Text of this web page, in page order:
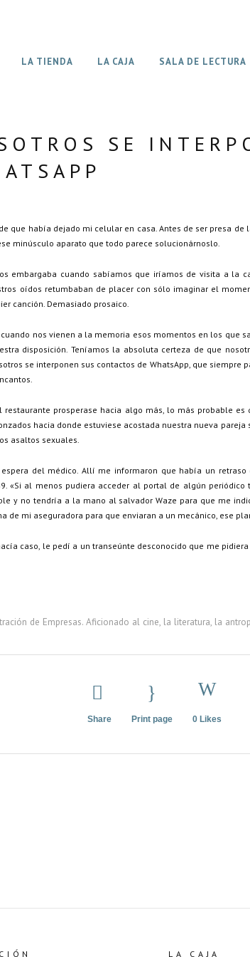
LA TIENDA LA CAJA SALA DE LECTURA
SE
que había dejado mi celular en casa. Antes de ser presa
minúsculo aparato que todo parece solucionárnoslo.
embargaba cuando sabíamos que iríamos de visita a la
oídos retumbaban de placer con sólo imaginar el
canción. Demasiado prosaico.
nos vienen a la memoria esos momentos en los
disposición. Teníamos la absoluta certeza de que
se interponen sus contactos de WhatsApp, que
prosperase hacia algo más, lo más probable
hacia donde estuviese acostada nuestra nueva
asaltos sexuales.
del médico. Allí me informaron que había un
«Si al menos pudiera acceder al portal de algún
y no tendría a la mano al salvador Waze para que me
de mi aseguradora para que enviaran a un mecánico, ese
caso, le pedí a un transeúnte desconocido que me
de Empresas. Aficionado al cine, la literatura, la
Share Print page 0Likes
LA CAJA